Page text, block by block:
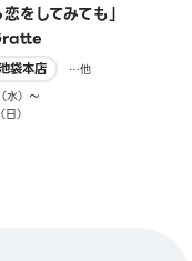
をしてみても」
袋本店
…他
）〜
）